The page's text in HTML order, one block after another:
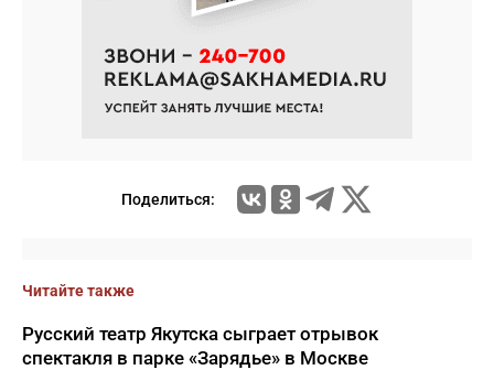
Поделиться:
Читайте также
Русский театр Якутска сыграет отрывок
спектакля в парке «Зарядье» в Москве